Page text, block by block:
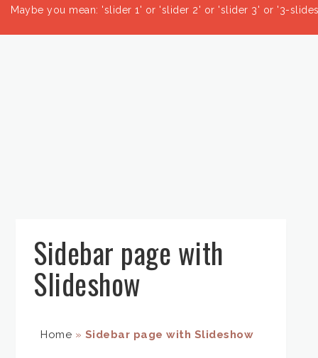
Maybe you mean: 'slider 1' or 'slider 2' or 'slider 3' or '3-
Sidebar page with
Slideshow
Home » Sidebar page with Slideshow